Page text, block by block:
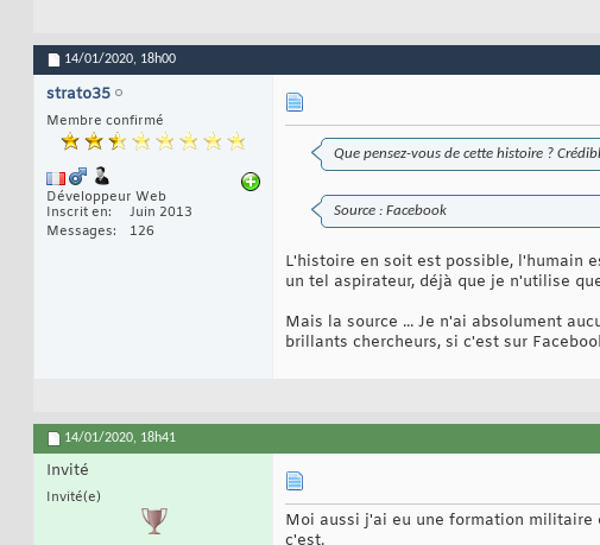
14/01/2020, 18h00
strato35
Membre confirmé
Développeur Web
Inscrit en
Juin 2013
Messages
126
Que pensez-vous de cette histoire ?
Source : Facebook
L'histoire en soit est possible, l'humain
un tel aspirateur, déjà que je n'utilise
Mais la source ... Je n'ai absolument
brillants chercheurs, si c'est sur
14/01/2020, 18h41
Invité
Invité(e)
Moi aussi j'ai eu une formation militaire